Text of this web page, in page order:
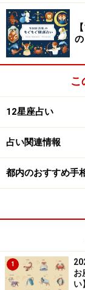
こ
12星座占い
占い関連情報
都内のおすすめ手
1
お
い】